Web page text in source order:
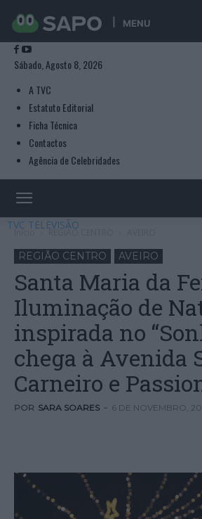
MENU
Sábado, Agosto 8, 2026
A TVC
Estatuto Editorial
Ficha Técnica
Contactos
Agência de Celebridades
TVC TELEVISÃO
Início REGIÃO CENTRO
REGIÃO CENTRO AVEIRO
Santa Maria da
Iluminação de
inspirada no
chega à Avenida
Carneiro e
POR SARA SOARES - 6 DE NOVEMBRO,